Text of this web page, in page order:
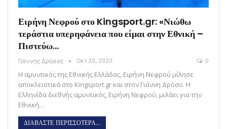
Ειρήνη Νεφρού στο Kingsport.gr: «Νιώθω
τεράστια υπερηφάνεια που είμαι στην Εθνική –
Πιστεύω…
Γιάννης Δρόσος Οκτ 20, 2020 0
Η αμυντικός της Εθνικής Ελλάδας, Ειρήνη Νεφρού μίλησε
αποκλειστικά στο Kingsport.gr και στον Γιάννη Δρόσο. Η
Ελληνίδα διεθνής αμυντικός, Ειρήνη Νεφρού, μιλάει για την
Εθνική…
ΔΙΑΒΑΣΤΕ ΠΕΡΙΣΣΟΤΕΡΑ...